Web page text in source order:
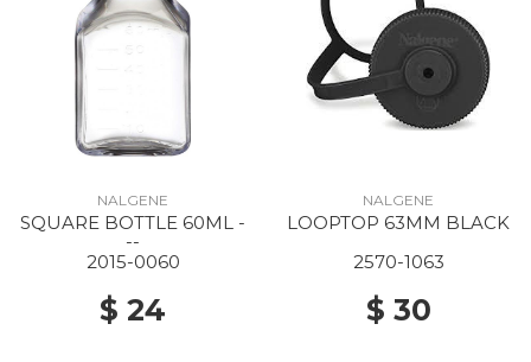
NALGENE
SQUARE BOTTLE 60ML -
--
2015-0060
$ 24
NALGENE
LOOPTOP 63MM BLACK
2570-1063
$ 30